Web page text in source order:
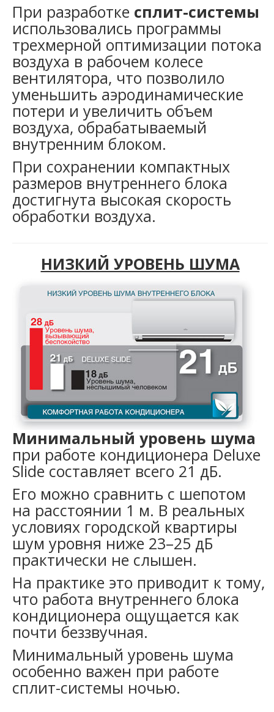
При разработке сплит-системы
использовались программы
трехмерной оптимизации потока
воздуха в рабочем колесе
вентилятора, что позволило
уменьшить аэродинамические
потери и увеличить объем
воздуха, обрабатываемый
внутренним блоком.
При сохранении компактных
размеров внутреннего блока
достигнута высокая скорость
обработки воздуха.
НИЗКИЙ УРОВЕНЬ ШУМА
Минимальный уровень шума
при работе кондиционера Deluxe
Slide составляет всего 21 дБ.
Его можно сравнить с шепотом
на расстоянии 1 м. В реальных
условиях городской квартиры
шум уровня ниже 23–25 дБ
практически не слышен.
На практике это приводит к тому,
что работа внутреннего блока
кондиционера ощущается как
почти беззвучная.
Минимальный уровень шума
особенно важен при работе
сплит-системы ночью.